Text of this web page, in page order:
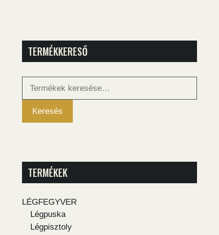
TERMÉKKERESŐ
Keresés
Keresés
TERMÉKEK
LÉGFEGYVER
Légpuska
Légpisztoly